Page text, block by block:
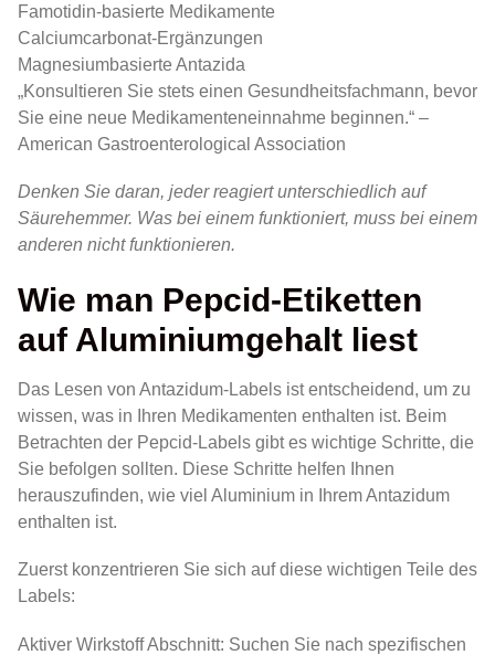
Famotidin-basierte Medikamente
Calciumcarbonat-Ergänzungen
Magnesiumbasierte Antazida
„Konsultieren Sie stets einen Gesundheitsfachmann, bevor
Sie eine neue Medikamenteneinnahme beginnen.“ –
American Gastroenterological Association
Denken Sie daran, jeder reagiert unterschiedlich auf
Säurehemmer. Was bei einem funktioniert, muss bei einem
anderen nicht funktionieren.
Wie man Pepcid-Etiketten
auf Aluminiumgehalt liest
Das Lesen von Antazidum-Labels ist entscheidend, um zu
wissen, was in Ihren Medikamenten enthalten ist. Beim
Betrachten der Pepcid-Labels gibt es wichtige Schritte, die
Sie befolgen sollten. Diese Schritte helfen Ihnen
herauszufinden, wie viel Aluminium in Ihrem Antazidum
enthalten ist.
Zuerst konzentrieren Sie sich auf diese wichtigen Teile des
Labels:
Aktiver Wirkstoff Abschnitt: Suchen Sie nach spezifischen